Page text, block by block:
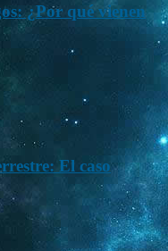
¿Por qué vienen
El caso